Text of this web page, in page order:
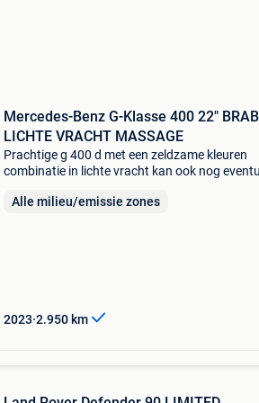
Mercedes-Benz G-Klasse 400 22"
LICHTE VRACHT MASSAGE
Prachtige g 400 d met een zeldzame kleuren
combinatie in lichte vracht kan ook nog
alle zetels vooradig met 22" brabus velgen met
Alle milieu/emissie zones
2023 2.950km